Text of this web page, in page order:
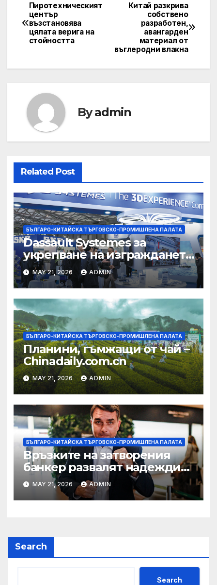
Post
navigation
Китай разкрива
собствено
разработен,
авангарден
материал от
въглеродни влакна
Пиротехническият
център
възстановява
цялата верига на
стойността
Byadmin
Related Post
БЪЛГАРО-КИТАЙСКА ТЪРГОВСКО-ПРОМИШЛЕНА ПАЛАТА
Dassault Systemes за
укрепване на изграждането
на AI екосистема в Китай
MAY 21, 2026 ADMIN
БЪЛГАРО-КИТАЙСКА ТЪРГОВСКО-ПРОМИШЛЕНА ПАЛАТА
Планини, гъмжащи от чай –
Chinadaily.com.cn
MAY 21, 2026 ADMIN
БЪЛГАРО-КИТАЙСКА ТЪРГОВСКО-ПРОМИШЛЕНА ПАЛАТА
Връзките на затворения
банкер развалят надеждите
на Флавио Болсонаро за
президент на Бразилия
MAY 21, 2026 ADMIN
Search
Search